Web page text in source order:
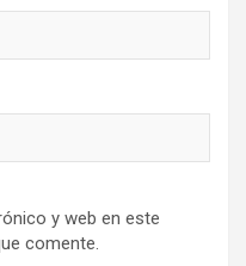
y web en este
comente.